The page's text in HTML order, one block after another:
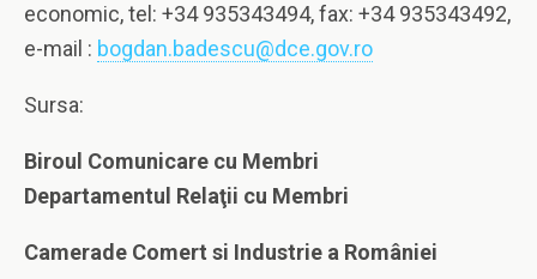
economic, tel: +34 935343494, fax: +34 935343492,
e-mail : bogdan.badescu@dce.gov.ro
Sursa:
Biroul Comunicare cu Membri
Departamentul Relaţii cu Membri
Camerade Comert si Industrie a României